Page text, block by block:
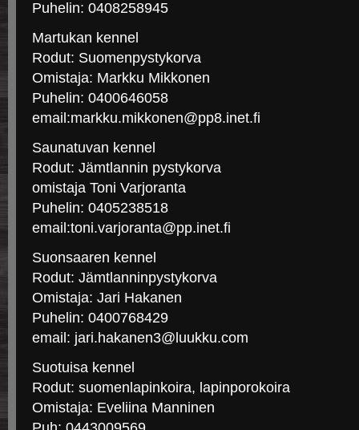
Puhelin: 0408258945
Martukan kennel
Rodut: Suomenpystykorva
Omistaja: Markku Mikkonen
Puhelin: 0400646058
email:markku.mikkonen@pp8.inet.fi
Saunatuvan kennel
Rodut: Jämtlannin pystykorva
omistaja Toni Varjoranta
Puhelin: 0405238518
email:toni.varjoranta@pp.inet.fi
Suonsaaren kennel
Rodut: Jämtlanninpystykorva
Omistaja: Jari Hakanen
Puhelin: 0400768429
email: jari.hakanen3@luukku.com
Suotuisa kennel
Rodut: suomenlapinkoira, lapinporokoira
Omistaja: Eveliina Manninen